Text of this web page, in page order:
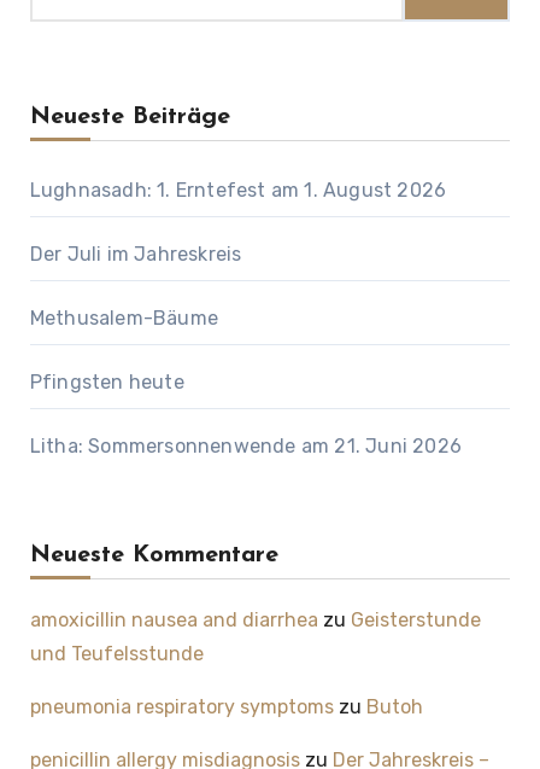
Neueste Beiträge
Lughnasadh: 1. Erntefest am 1. August 2026
Der Juli im Jahreskreis
Methusalem-Bäume
Pfingsten heute
Litha: Sommersonnenwende am 21. Juni 2026
Neueste Kommentare
amoxicillin nausea and diarrhea zu Geisterstunde
und Teufelsstunde
pneumonia respiratory symptomszu Butoh
penicillin allergy misdiagnosiszu Der Jahreskreis –